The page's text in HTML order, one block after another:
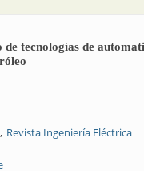
tecnologías de
Revista Ingeniería Eléctrica